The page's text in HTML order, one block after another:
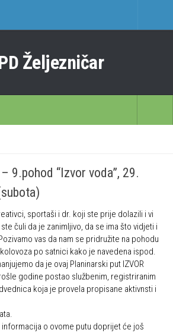
izleta HPD Željezničar 2025
sekcije za 2026. godinu
9. 3. – 17. 5. 2026.
Željezničar
9.pohod “Izvor voda”, 29.
sportaši i dr. koji ste prije dolazili i vi
čuli da je zanimljivo, da se ima što vidjeti i
vas da nam se pridružite na pohodu
po satnici kako je navedena ispod.
da je ovaj Planinarski put IZVOR
godine postao službenim, registriranim
koja je provela propisane aktivnsti i
informacija o ovome putu doprijet će još